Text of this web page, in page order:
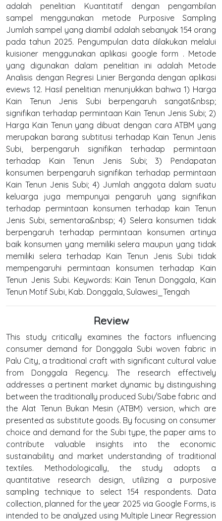
adalah penelitian Kuantitatif dengan pengambilan
sampel menggunakan metode Purposive Sampling
Jumlah sampel yang diambil adalah sebanyak 154 orang
pada tahun 2025. Pengumpulan data dilakukan melalui
kuisioner menggunakan aplikasi google form . Metode
yang digunakan dalam penelitian ini adalah Metode
Analisis dengan Regresi Linier Berganda dengan aplikasi
eviews 12. Hasil penelitian menunjukkan bahwa 1) Harga
Kain Tenun Jenis Subi berpengaruh sangat&nbsp;
signifikan terhadap permintaan Kain Tenun Jenis Subi; 2)
Harga Kain Tenun yang dibuat dengan cara ATBM yang
merupakan barang subtitusi terhadap Kain Tenun Jenis
Subi, berpengaruh signifikan terhadap permintaan
terhadap Kain Tenun Jenis Subi; 3) Pendapatan
konsumen berpengaruh signifikan terhadap permintaan
Kain Tenun Jenis Subi; 4) Jumlah anggota dalam suatu
keluarga juga mempunyai pengaruh yang signifikan
terhadap permintaan konsumen terhadap kain Tenun
Jenis Subi, sementara&nbsp; 4) Selera konsumen tidak
berpengaruh terhadap permintaan konsumen artinya
baik konsumen yang memiliki selera maupun yang tidak
memiliki selera terhadap Kain Tenun Jenis Subi tidak
mempengaruhi permintaan konsumen terhadap Kain
Tenun Jenis Subi. Keywords: Kain Tenun Donggala, Kain
Tenun Motif Subi, Kab. Donggala, Sulawesi_Tengah
Review
This study critically examines the factors influencing
consumer demand for Donggala Subi woven fabric in
Palu City, a traditional craft with significant cultural value
from Donggala Regency. The research effectively
addresses a pertinent market dynamic by distinguishing
between the traditionally produced Subi/Sabe fabric and
the Alat Tenun Bukan Mesin (ATBM) version, which are
presented as substitute goods. By focusing on consumer
choice and demand for the Subi type, the paper aims to
contribute valuable insights into the economic
sustainability and market understanding of traditional
textiles. Methodologically, the study adopts a
quantitative research design, utilizing a purposive
sampling technique to select 154 respondents. Data
collection, planned for the year 2025 via Google Forms, is
intended to be analyzed using Multiple Linear Regression